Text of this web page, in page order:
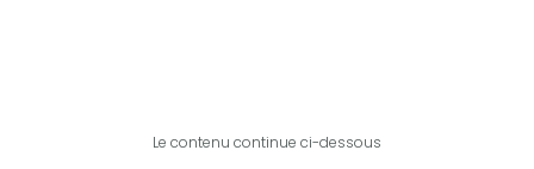
Le contenu continue ci-dessous